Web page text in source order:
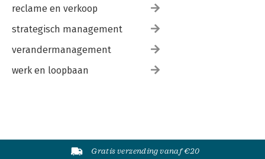
reclame en verkoop
strategisch management
verandermanagement
werk en loopbaan
Gratis verzending vanaf €20